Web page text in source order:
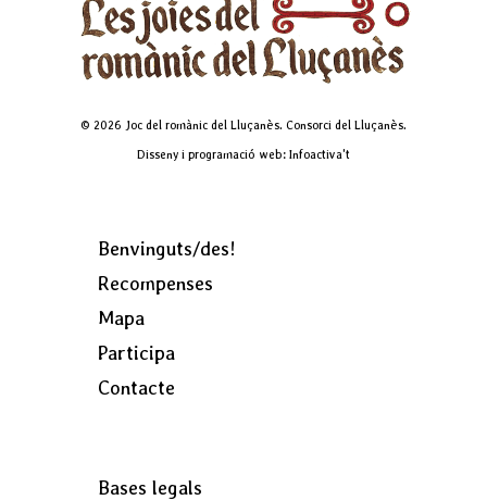
© 2026 Joc del romànic del Lluçanès. Consorci del Lluçanès.
Disseny i programació web: Infoactiva't
Benvinguts/des!
Recompenses
Mapa
Participa
Contacte
Bases legals